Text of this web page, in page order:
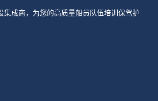
集成商，为您的高质量船员队伍培训保驾护